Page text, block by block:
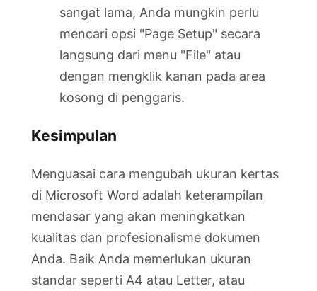
sangat lama, Anda mungkin perlu
mencari opsi "Page Setup" secara
langsung dari menu "File" atau
dengan mengklik kanan pada area
kosong di penggaris.
Kesimpulan
Menguasai cara mengubah ukuran kertas
di Microsoft Word adalah keterampilan
mendasar yang akan meningkatkan
kualitas dan profesionalisme dokumen
Anda. Baik Anda memerlukan ukuran
standar seperti A4 atau Letter, atau